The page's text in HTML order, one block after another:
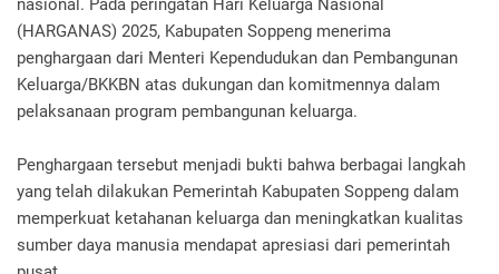
nasional. Pada peringatan Hari Keluarga Nasional
(HARGANAS) 2025, Kabupaten Soppeng menerima
penghargaan dari Menteri Kependudukan dan Pembangunan
Keluarga/BKKBN atas dukungan dan komitmennya dalam
pelaksanaan program pembangunan keluarga.
Penghargaan tersebut menjadi bukti bahwa berbagai langkah
yang telah dilakukan Pemerintah Kabupaten Soppeng dalam
memperkuat ketahanan keluarga dan meningkatkan kualitas
sumber daya manusia mendapat apresiasi dari pemerintah